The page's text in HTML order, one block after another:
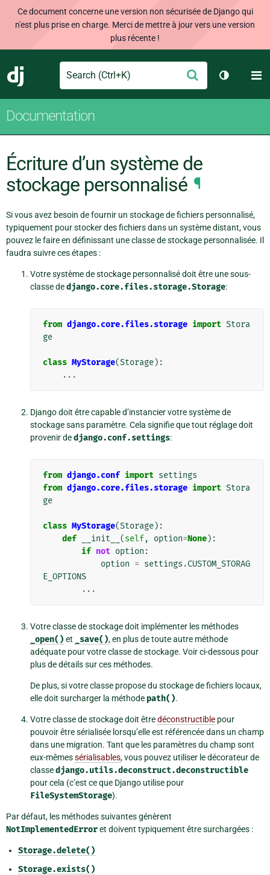
Ce document concerne une version non sécurisée de Django qui
n'est plus prise en charge. Merci de mettre à jour vers une version
plus récente !
Django
Search Envoyer
Changer
Documentation
Écriture d’un système de
stockage personnalisé ¶
Si vous avez besoin de fournir un stockage de fichiers personnalisé,
typiquement pour stocker des fichiers dans un système distant, vous
pouvez le faire en définissant une classe de stockage personnalisée. Il
faudra suivre ces étapes :
Votre système de stockage personnalisé doit être une sous-
classe dedjango.core.files.storage.Storage:
from django.core.files.storage import Stora
ge
class MyStorage(Storage):
...
Django doit être capable d’instancier votre système de
stockage sans paramètre. Cela signifie que tout réglage doit
provenir dedjango.conf.settings:
from django.conf import settings
from django.core.files.storage import Stora
ge
class MyStorage(Storage):
def
__init__ (self, option=None):
if not option :
option = settings .CUSTOM_STORAG
E_OPTIONS
...
Votre classe de stockage doit implémenter les méthodes
_open() et _save(), en plus de toute autre méthode
adéquate pour votre classe de stockage. Voir ci-dessous pour
plus de détails sur ces méthodes.
De plus, si votre classe propose du stockage de fichiers locaux,
elle doit surcharger la méthode path().
Votre classe de stockage doit êtredéconstructible pour
pouvoir être sérialisée lorsqu’elle est référencée dans un champ
dans une migration. Tant que les paramètres du champ sont
eux-mêmessérialisables, vous pouvez utiliser le décorateur de
classedjango.utils.deconstruct.deconstructible
pour cela (c’est ce que Django utilise pour
FileSystemStorage).
Par défaut, les méthodes suivantes génèrent
NotImplementedErroret doivent typiquement être surchargées :
Storage.delete()
Storage.exists()